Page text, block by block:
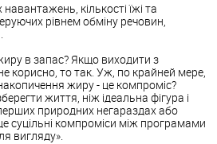
кількості їжі та
рівнем обміну речовин,
в запас? Якщо виходити з
корисно, то так. Уж, по крайней мере,
жиру - це компроміс?
життя, ніж ідеальна фігура і
природних негараздах або
суцільні компроміси між програмами
вигляду».